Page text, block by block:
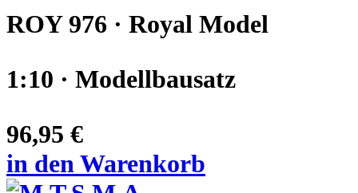
ROY 976 · Royal Model
1:10 · Modellbausatz
96,95 €
in den Warenkorb